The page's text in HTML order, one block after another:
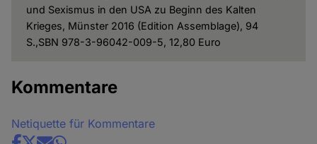
und Sexismus in den USA zu Beginn des Kalten
Krieges, Münster 2016 (Edition Assemblage), 94
S.,SBN 978-3-96042-009-5, 12,80 Euro
Kommentare
Netiquette für Kommentare